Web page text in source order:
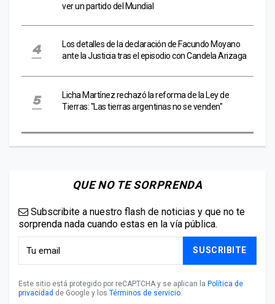
ver un partido del Mundial
Los detalles de la declaración de Facundo Moyano
ante la Justicia tras el episodio con Candela Arizaga
Licha Martínez rechazó la reforma de la Ley de
Tierras: "Las tierras argentinas no se venden"
QUE NO TE SORPRENDA
Subscribite a nuestro flash de noticias y que no te
sorprenda nada cuando estas en la vía pública.
SUSCRIBITE
Este sitio está protegido por reCAPTCHA y se aplican la Política de
privacidad de Google y los Términos de servicio.